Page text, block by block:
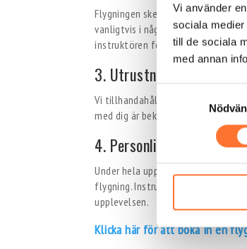
Vi använder
sociala
till de sociala
med annan
Flygningen sker i vindtunneln, där
vanligtvis i några minuter, men
instruktören för att hålla rätt
3. Utrustning
Vi tillhandahåller all nödvändig
med dig är bekväma kläder och ett
4. Personlig instruktör
Under hela upplevelsen har du en
flygning. Instruktören är där för att
upplevelsen.
Klicka här för att boka in en